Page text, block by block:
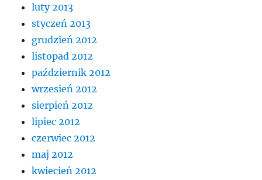
luty 2013
styczeń 2013
grudzień 2012
listopad 2012
październik 2012
wrzesień 2012
sierpień 2012
lipiec 2012
czerwiec 2012
maj 2012
kwiecień 2012